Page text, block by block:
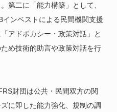
第二に「能力構築」として、
ンベストによる民間機関支援
アドボカシー・政策対話」と
め技術的助言や政策対話を行
財団は公共・民間双方の関
に即した能力強化、規制の調